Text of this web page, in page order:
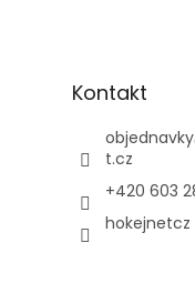
Kontakt
objednavky
t.cz
+420 603
hokejnetcz